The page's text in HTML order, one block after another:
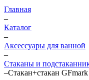
Главная
–
Каталог
–
Аксессуары для ванной
–
Стаканы и
–Стакан+стакан